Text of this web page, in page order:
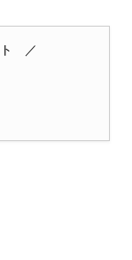
ト ／